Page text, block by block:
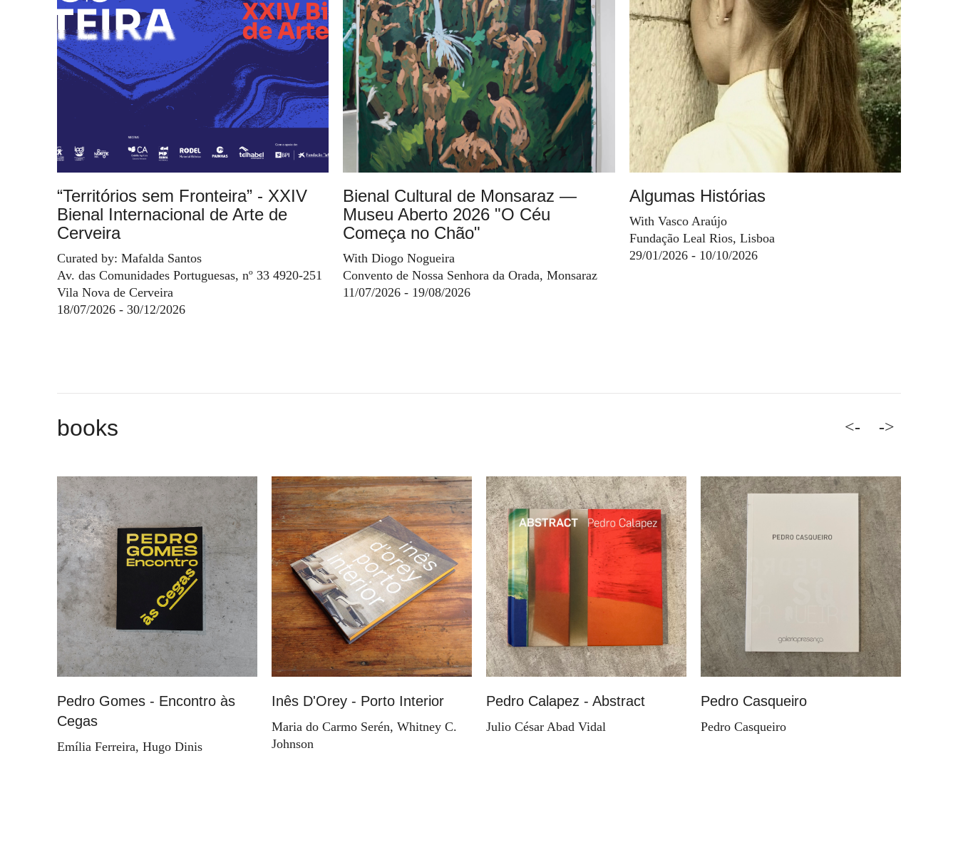
“Territórios sem Fronteira” - XXIV
Bienal Internacional de Arte de
Cerveira
Curated by: Mafalda Santos
Av. das Comunidades Portuguesas, nº 33 4920-251
Vila Nova de Cerveira
18/07/2026 - 30/12/2026
Bienal Cultural de Monsaraz —
Museu Aberto 2026 "O Céu
Começa no Chão"
With Diogo Nogueira
Convento de Nossa Senhora da Orada, Monsaraz
11/07/2026 - 19/08/2026
Algumas Histórias
With Vasco Araújo
Fundação Leal Rios, Lisboa
29/01/2026 - 10/10/2026
books <-
Pedro Gomes - Encontro às
Cegas
Emília Ferreira, Hugo Dinis
Inês D'Orey - Porto Interior
Maria do Carmo Serén, Whitney C.
Johnson
Pedro Calapez - Abstract
Julio César Abad Vidal
Pedro Casqueiro
Pedro Casqueiro
->